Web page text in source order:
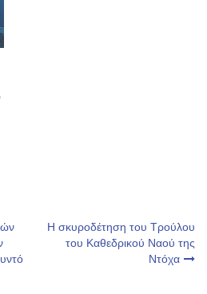
Η σκυροδέτηση του Τρούλου
του Καθεδρικού Ναού της
Ντόχα